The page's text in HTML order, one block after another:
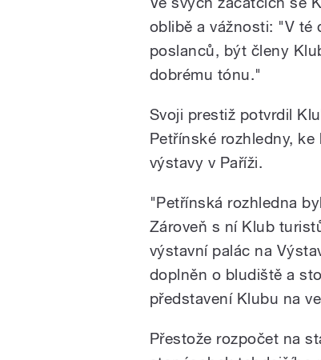
oblibě a vážnosti: "V té
poslanců, být členy
dobrému tónu."
Svoji prestiž potvrdil
Petřínské rozhledny,
výstavy v Paříži.
"Petřínská rozhledna
Zároveň s ní Klub
výstavní palác na
doplněn o bludiště a
představení Klubu na
Přestože rozpočet na